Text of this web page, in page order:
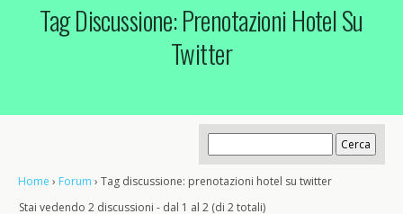
Tag Discussione: Prenotazioni Hotel Su
Twitter
Home › Forum › Tag discussione: prenotazioni hotel su twitter
Stai vedendo 2 discussioni - dal 1 al 2 (di 2 totali)